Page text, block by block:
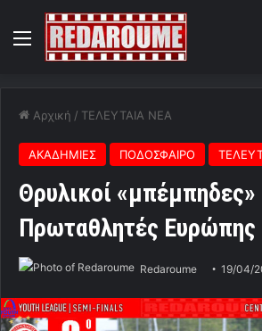
Menu
Αρχική / ΤΕΛΕΥΤΑΙΑ ΝΕΑ
ΑΚΑΔΗΜΙΕΣ ΠΟΔΟΣΦΑΙΡΟ
Θρυλικοί «μπέμπηδες»
Πρωταθλητές Ευρώπης
Redaroume 19/04/